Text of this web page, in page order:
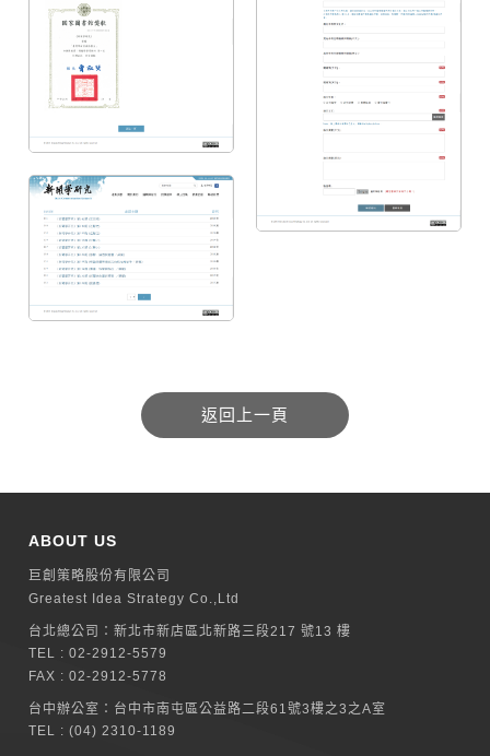
ABOUT US
巨創策略股份有限公司
Greatest Idea Strategy Co.,Ltd
台北總公司：新北巿新店區北新路三段217 號13 樓
TEL :02-2912-5579
FAX : 02-2912-5778
台中辦公室： 台中市南屯區公益路二段61號3樓之3之A室
TEL :(04) 2310-1189